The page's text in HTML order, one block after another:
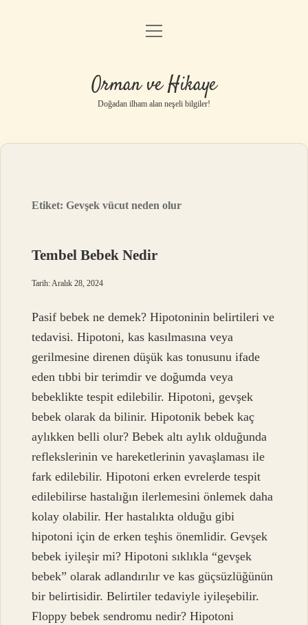
Anasayfa
Yasal Uyarı
menüyü
Orman ve Hikaye
Doğadan ilham alan neşeli bilgiler!
Etiket:Gevşek vücut neden olur
Tembel Bebek Nedir
Tarih: Aralık 28, 2024
Pasif bebek ne demek? Hipotoninin belirtileri ve
tedavisi. Hipotoni, kas kasılmasına veya
gerilmesine direnen düşük kas tonusunu ifade
eden tıbbi bir terimdir ve doğumda veya
bebeklikte tespit edilebilir. Hipotoni, gevşek
bebek olarak da bilinir. Hipotonik bebek kaç
aylıkken belli olur? Bebek altı aylık olduğunda
reflekslerinin ve hareketlerinin yavaşlaması ile
fark edilebilir. Hipotoni erken evrelerde tespit
edilebilirse hastalığın ilerlemesini önlemek daha
kolay olabilir. Her hastalıkta olduğu gibi
hipotoni için de erken teşhis önemlidir. Gevşek
bebek iyileşir mi? Hipotoni sıklıkla “gevşek
bebek” olarak adlandırılır ve kas güçsüzlüğünün
bir belirtisidir. Belirtiler tedaviyle iyileşebilir.
Floppy bebek sendromu nedir? Hipotoni